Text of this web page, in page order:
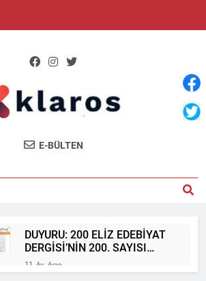
Klaros Yayınları
E-BÜLTEN
DUYURU: 200 ELİZ EDEBİYAT
DERGİSİ’NİN 200. SAYISI
ÇIKTI!
11 Ay Ago